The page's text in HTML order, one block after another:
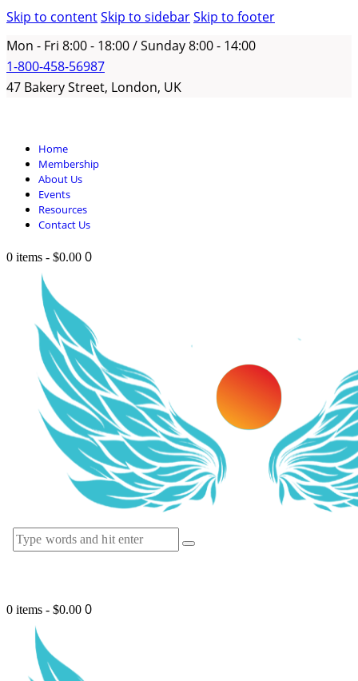
Skip to contentSkip to sidebarSkip to footer
Mon - Fri 8:00 - 18:00 / Sunday 8:00 - 14:00
1-800-458-56987
47 Bakery Street, London, UK
Home
Membership
About Us
Events
Resources
Contact Us
0 items - $0.00 0
0 items - $0.00 0